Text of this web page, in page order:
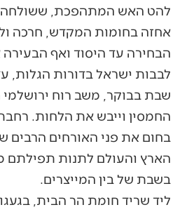
להט האש המתהפכת, ששולחה
אחזה בחומות המקדש, חרכה
הבחירה עד היסוד ואף
לבבות ישראל בדורות הגלות,
שבת בבוקר, משב רוח
החמסין וייבש את הלחות.
בחום את פני האורחים הרבים
הארץ והעולם לתנות תפילתם
בשבת של בין המייצרים.
ליד שריד חומת הר הבית,